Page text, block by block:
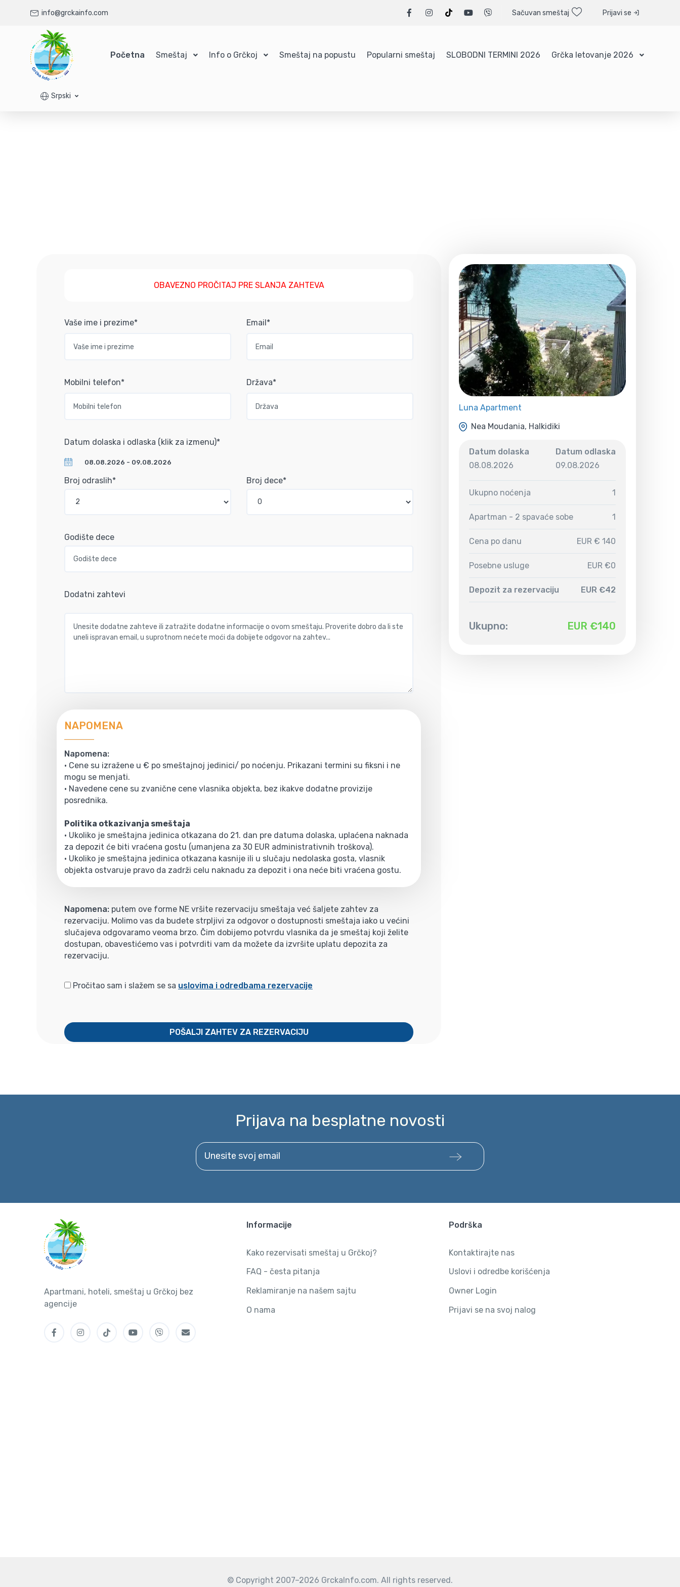
info@grckainfo.com Sačuvan smeštaj Prijavi se
Početna Smeštaj Info o Grčkoj Smeštaj na popustu Popularni smeštaj SLOBODNI TERMINI 2026 Grčka letovanje 2026
Srpski
OBAVEZNO PROČITAJ PRE SLANJA ZAHTEVA
Vaše ime i prezime* Email*
Mobilni telefon* Država*
Datum dolaska i odlaska (klik za izmenu)*
Broj odraslih* Broj dece*
Godište dece
Dodatni zahtevi
NAPOMENA
Napomena:
• Cene su izražene u € po smeštajnoj jedinici/ po noćenju. Prikazani termini su fiksni i ne
mogu se menjati.
• Navedene cene su zvanične cene vlasnika objekta, bez ikakve dodatne provizije
posrednika.
Politika otkazivanja smeštaja
• Ukoliko je smeštajna jedinica otkazana do 21. dan pre datuma dolaska, uplaćena naknada
za depozit će biti vraćena gostu (umanjena za 30 EUR administrativnih troškova).
• Ukoliko je smeštajna jedinica otkazana kasnije ili u slučaju nedolaska gosta, vlasnik
objekta ostvaruje pravo da zadrži celu naknadu za depozit i ona neće biti vraćena gostu.
Napomena: putem ove forme NE vršite rezervaciju smeštaja već šaljete zahtev za
rezervaciju. Molimo vas da budete strpljivi za odgovor o dostupnosti smeštaja iako u većini
slučajeva odgovaramo veoma brzo. Čim dobijemo potvrdu vlasnika da je smeštaj koji želite
dostupan, obavestićemo vas i potvrditi vam da možete da izvršite uplatu depozita za
rezervaciju.
Pročitao sam i slažem se sa uslovima i odredbama rezervacije
POŠALJI ZAHTEV ZA REZERVACIJU
Luna Apartment
Nea Moudania, Halkidiki
Datum dolaska
08.08.2026
Datum odlaska
09.08.2026
Ukupno noćenja 1
Apartman - 2 spavaće sobe 1
Cena po danu EUR € 140
Posebne usluge EUR €0
Depozit za rezervaciju EUR €42
Ukupno: EUR €140
Prijava na besplatne novosti
Unesite svoj email
Apartmani, hoteli, smeštaj u Grčkoj bez
agencije
Informacije
Kako rezervisati smeštaj u Grčkoj?
FAQ - česta pitanja
Reklamiranje na našem sajtu
O nama
Podrška
Kontaktirajte nas
Uslovi i odredbe korišćenja
Owner Login
Prijavi se na svoj nalog
© Copyright 2007–2026 GrckaInfo.com. All rights reserved.